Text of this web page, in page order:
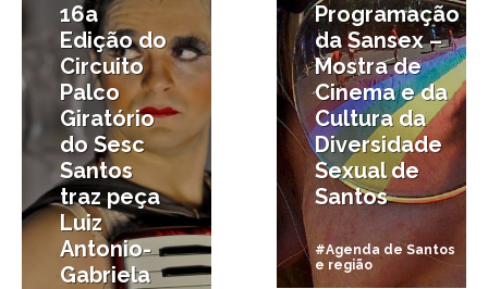
16a
Edição do
Circuito
Palco
Giratório
do Sesc
Santos
traz peça
Luiz
Antonio-
Gabriela
Programação
da Sansex –
Mostra de
Cinema e da
Cultura da
Diversidade
Sexual de
Santos
#Agenda de Santos
e região